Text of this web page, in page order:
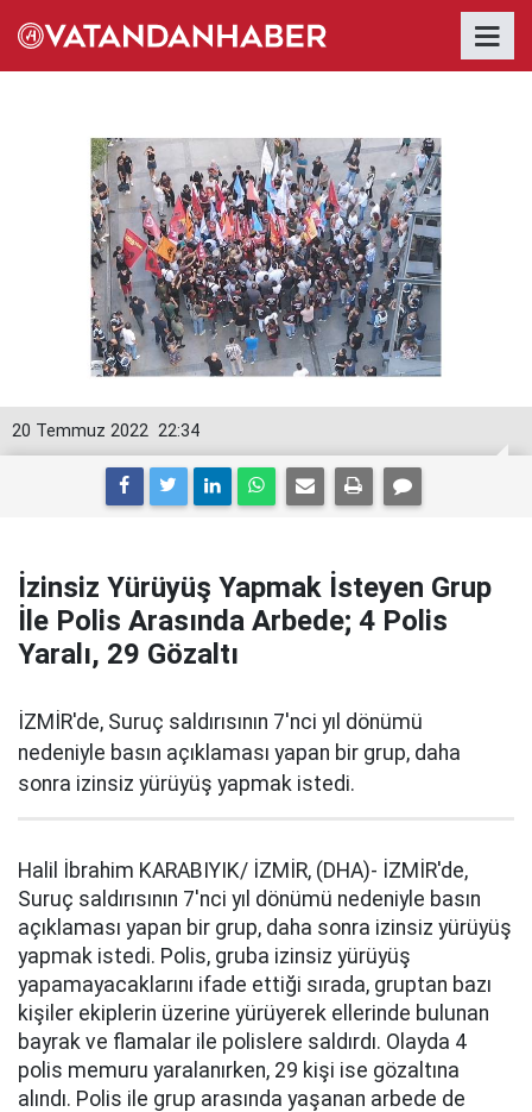
22:34
20 Temmuz 2022
İzinsiz Yürüyüş Yapmak İsteyen Grup
İle Polis Arasında Arbede; 4 Polis
Yaralı, 29 Gözaltı
İZMİR'de, Suruç saldırısının 7'nci yıl dönümü
nedeniyle basın açıklaması yapan bir grup, daha
sonra izinsiz yürüyüş yapmak istedi.
Halil İbrahim KARABIYIK/ İZMİR, (DHA)- İZMİR'de,
Suruç saldırısının 7'nci yıl dönümü nedeniyle basın
açıklaması yapan bir grup, daha sonra izinsiz yürüyüş
yapmak istedi. Polis, gruba izinsiz yürüyüş
yapamayacaklarını ifade ettiği sırada, gruptan bazı
kişiler ekiplerin üzerine yürüyerek ellerinde bulunan
bayrak ve flamalar ile polislere saldırdı. Olayda 4
polis memuru yaralanırken, 29 kişi ise gözaltına
alındı. Polis ile grup arasında yaşanan arbede de